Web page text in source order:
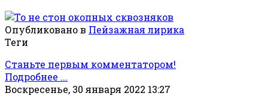
Опубликовано в Пейзажная лирика
Теги
Станьте первым комментатором!
Подробнее ...
Воскресенье, 30 января 2022 13:27